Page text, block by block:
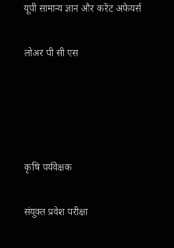
यूपी सामान्य ज्ञान और करेंट अफेयर्स
लोअर पी सी एस
कृषि पर्यवेक्षक
संयुक्त प्रवेश परीक्षा